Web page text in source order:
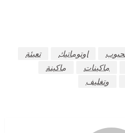
اوتوماتيك
تعبئة
ماكينات
ماكينة
وتغليف